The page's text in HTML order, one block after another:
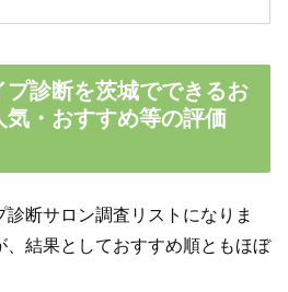
プ診断を茨城でできるお
気・おすすめ等の評価
断サロン調査リストになりま
、結果としておすすめ順ともほぼ